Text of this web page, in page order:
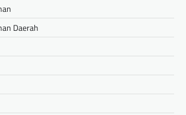
Daerah